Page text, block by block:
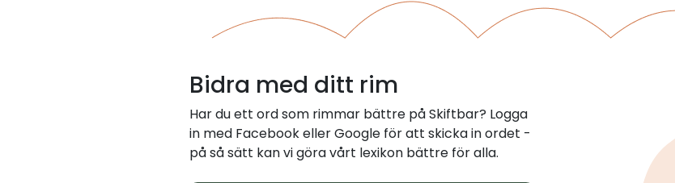
Bidra med ditt rim
Har du ett ord som rimmar bättre på Skiftbar? Logga
in med Facebook eller Google för att skicka in ordet -
på så sätt kan vi göra vårt lexikon bättre för alla.